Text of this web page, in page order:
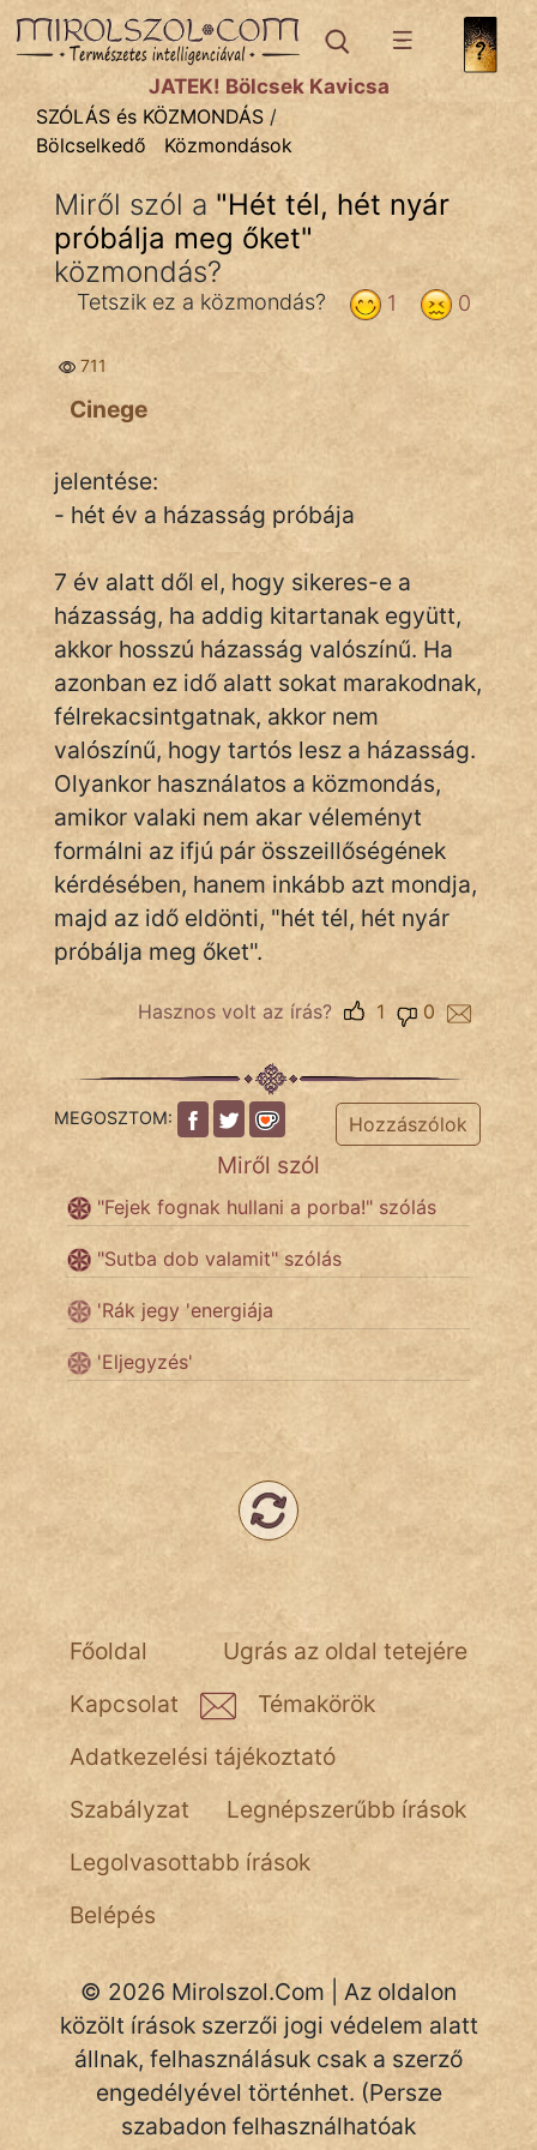
SZÓLÁS ÉS KÖZMONDÁStémák:
Bibliai
Kifejezések
Közmondások
Rímelő
Szállóigék
Szóláscsoportok
Szólások
Tréfás
IRODALOM
SZÓLÁS
És
KÖZMONDÁS
PSZICHO
ZENE
FILM
ÉLETMÓD
TÖRTÉNELEM
Népszerű szerzőink:
cinege
fantom
Hunor
Jób Gedeon
pszichopati
szegény legény
szemfüles
JÁTÉK! Bölcsek Kavicsa
SZÓLÁS és KÖZMONDÁS /
Bölcselkedő
Közmondások
Miről szól a "Hét tél, hét nyár
próbálja meg őket"
közmondás?
0
1
Tetszik ez a közmondás?
711
Cinege
jelentése:
- hét év a házasság próbája
7 év alatt dől el, hogy sikeres-e a
házasság, ha addig kitartanak együtt,
akkor hosszú házasság valószínű. Ha
azonban ez idő alatt sokat marakodnak,
félrekacsintgatnak, akkor nem
valószínű, hogy tartós lesz a házasság.
Olyankor használatos a közmondás,
amikor valaki nem akar véleményt
formálni az ifjú pár összeillőségének
kérdésében, hanem inkább azt mondja,
majd az idő eldönti, "hét tél, hét nyár
próbálja meg őket".
Hasznos volt az írás? 0
1
MEGOSZTOM: Hozzászólok
Miről szól
"Fejek fognak hullani a porba!" szólás
"Sutba dob valamit" szólás
'Rák jegy 'energiája
'Eljegyzés'
Ugrás az oldal tetejére
Főoldal
Kapcsolat
Témakörök
Adatkezelési tájékoztató
Szabályzat
Legnépszerűbb írások
Legolvasottabb írások
Belépés
© 2026 Mirolszol.Com | Az oldalon
közölt írások szerzői jogi védelem alatt
állnak, felhasználásuk csak a szerző
engedélyével történhet. (Persze
szabadon felhasználhatóak